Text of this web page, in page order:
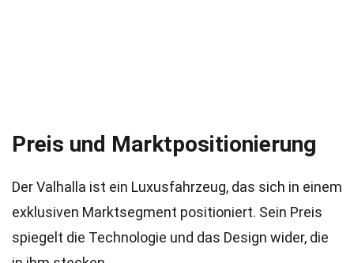
Preis und Marktpositionierung
Der Valhalla ist ein Luxusfahrzeug, das sich in einem
exklusiven Marktsegment positioniert. Sein Preis
spiegelt die Technologie und das Design wider, die